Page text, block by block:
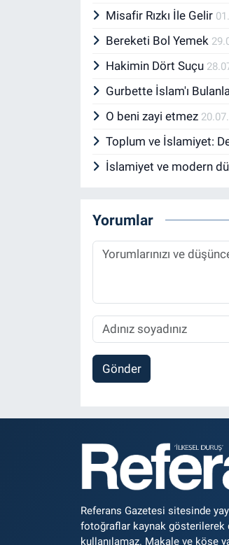
Misafir Rızkı İle Gelir
Bereketi Bol Yemek
Hakimin Dört Suçu
Gurbette İslam'ı
O beni zayi etmez
Toplum ve İslamiyet:
İslamiyet ve modern
Yorumlar
Gönder
Referans Gazetesi sitesinde
fotoğraflar kaynak gösterilerek
kullanılamaz. Makale ve köşe